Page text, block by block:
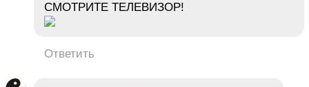
СМОТРИТЕ ТЕЛЕВИЗОР!
Ответить